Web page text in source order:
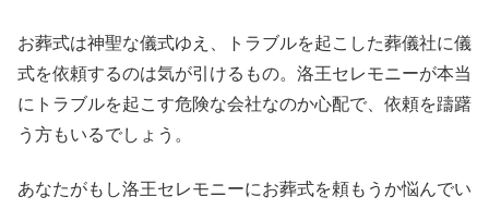
お葬式は神聖な儀式ゆえ、トラブルを起こした葬儀社に儀
式を依頼するのは気が引けるもの。洛王セレモニーが本当
にトラブルを起こす危険な会社なのか心配で、依頼を躊躇
う方もいるでしょう。
あなたがもし洛王セレモニーにお葬式を頼もうか悩んでい